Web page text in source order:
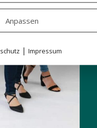
Anpassen
| Impressum